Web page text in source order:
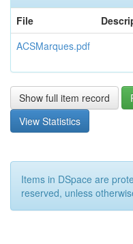
File
ACSMarques.pdf
Show full item record
View Statistics
Items in DSpace are
reserved, unless